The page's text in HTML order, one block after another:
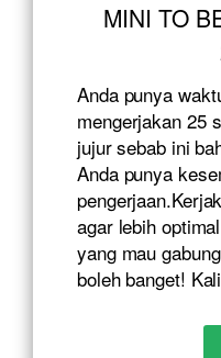
MINI TO
Anda punya
mengerjakan 25
jujur sebab ini
Anda punya
agar lebih
yang mau
boleh banget!